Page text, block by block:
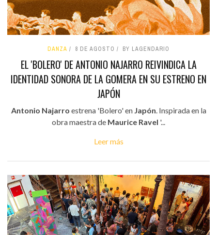
DANZA 8 DE AGOSTO BY LAGENDARIO
EL 'BOLERO' DE ANTONIO NAJARRO REIVINDICA LA
IDENTIDAD SONORA DE LA GOMERA EN SU ESTRENO EN
JAPÓN
Antonio Najarro estrena 'Bolero' en Japón. Inspirada en la
obra maestra de Maurice Ravel '...
Leer más